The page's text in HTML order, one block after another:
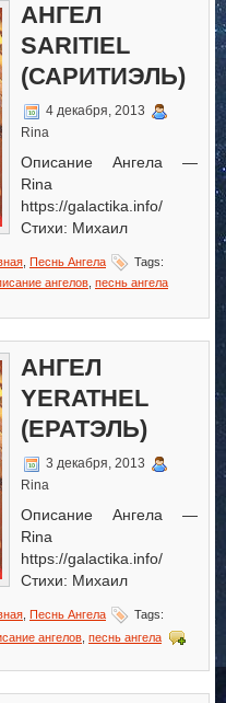
(Вехрин)
АНГЕЛ
SARITIEL
(САРИТИЭЛЬ)
4 декабря, 2013
Rina
Описание Ангела —
Rina
https://galactika.info/
Стихи: Михаил
Песнь Ангела
Tags:
ангелов песнь ангела
АНГЕЛ
YERATHEL
(ЕРАТЭЛЬ)
3 декабря, 2013
Rina
Описание Ангела —
Rina
https://galactika.info/
Стихи: Михаил
Песнь Ангела
Tags:
ангелов песнь ангела